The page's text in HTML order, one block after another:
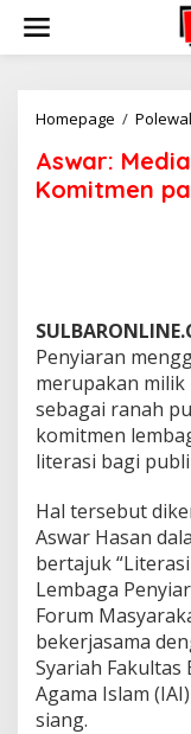
i
Homepage /
Aswar:
Komitmen
Penyiaran
merupakan
sebagai ranah
komitmen
literasi bagi
Hal tersebut
Aswar Hasan
bertajuk
Lembaga
Forum
bekerjasama
Syariah
Agama Islam
siang.